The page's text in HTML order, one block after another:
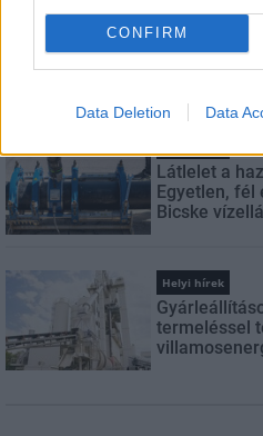
CONFIRM
Data Deletion Data
Helyi hírek
Amire
másodfokúra
Látlelet a
Egyetlen, fél
Bicske
Helyi hírek
termeléssel